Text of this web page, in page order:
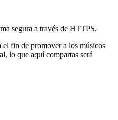
segura a través de HTTPS.
el fin de promover a los músicos
lo que aquí compartas será